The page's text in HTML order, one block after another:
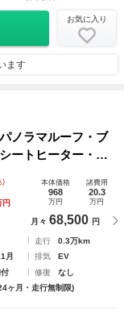
お気に入り
ます
ラマルーフ・ブ
ートヒーター・全
ル・ヘッドアップ
チＡＷ・アイコニ
)
円
本体価格
968
万円
諸費用
20.3
万円
月々 68,500 円
走行
0.3万km
月 排気
EV
修復
なし
ヶ月・走行無制限)